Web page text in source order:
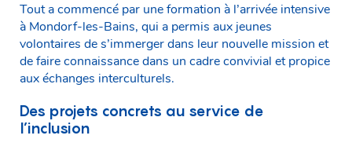
Tout a commencé par une formation à l’arrivée intensive
à Mondorf-les-Bains, qui a permis aux jeunes
volontaires de s’immerger dans leur nouvelle mission et
de faire connaissance dans un cadre convivial et propice
aux échanges interculturels.
Des projets concrets au service de
l’inclusion